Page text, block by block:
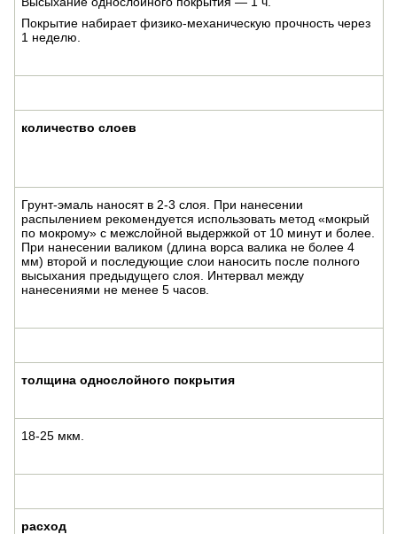
Покрытие набирает физико-механическую прочность через
1 неделю.
количество слоев
Грунт-эмаль наносят в 2-3 слоя. При нанесении
распылением рекомендуется использовать метод «мокрый
по мокрому» с межслойной выдержкой от 10 минут и более.
При нанесении валиком (длина ворса валика не более 4
мм) второй и последующие слои наносить после полного
высыхания предыдущего слоя. Интервал между
нанесениями не менее 5 часов.
толщина однослойного покрытия
18-25 мкм.
расход